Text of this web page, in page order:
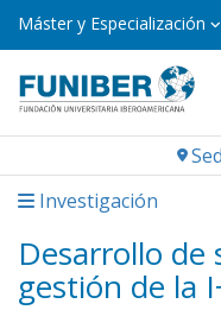
Pasar
principal
Máster y Especialización
Máster
y
Navegación
Investigación
Desarrollo de
gestión de la